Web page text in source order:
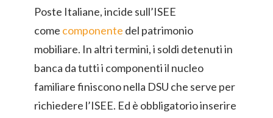
Poste Italiane, incide sull’ISEE
come componente del patrimonio
mobiliare. In altri termini, i soldi detenuti in
banca da tutti i componenti il nucleo
familiare finiscono nella DSU che serve per
richiedere l’ISEE. Ed è obbligatorio inserire